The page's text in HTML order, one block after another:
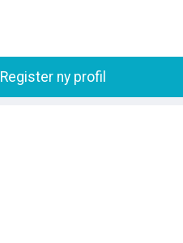
Register ny profil